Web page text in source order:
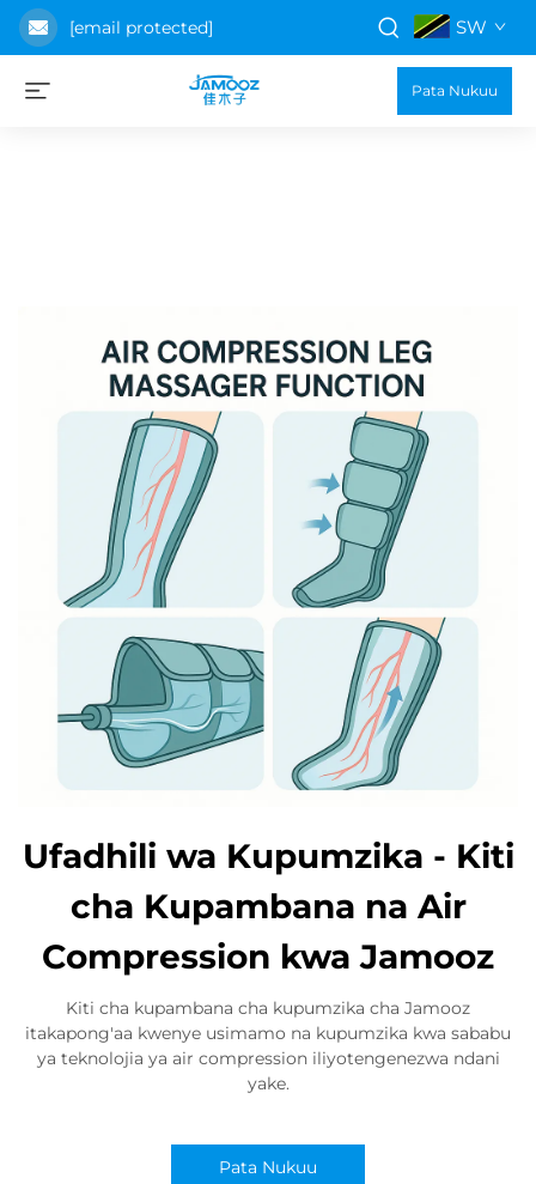
[email protected] SW
Pata Nukuu
Ufadhili wa Kupumzika - Kiti
cha Kupambana na Air
Compression kwa Jamooz
Kiti cha kupambana cha kupumzika cha Jamooz
itakapong'aa kwenye usimamo na kupumzika kwa sababu
ya teknolojia ya air compression iliyotengenezwa ndani
yake.
Pata Nukuu